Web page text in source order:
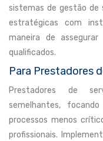
sistemas de gestão de
estratégicas com
maneira de
qualificados.
Para Prestadores
Prestadores de
semelhantes,
processos menos
profissionais.